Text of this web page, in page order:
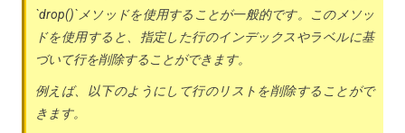
`drop()`メソッドを使用することが一般的です。このメソッ
ドを使用すると、指定した行のインデックスやラベルに基
づいて行を削除することができます。
例えば、以下のようにして行のリストを削除することがで
きます。